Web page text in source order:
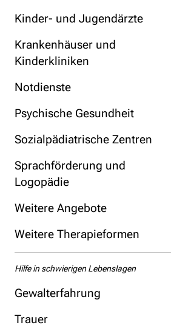
Kinder- und Jugendärzte
Krankenhäuser und
Kinderkliniken
Notdienste
Psychische Gesundheit
Sozialpädiatrische Zentren
Sprachförderung und
Logopädie
Weitere Angebote
Weitere Therapieformen
Hilfe in schwierigen Lebenslagen
Gewalterfahrung
Trauer